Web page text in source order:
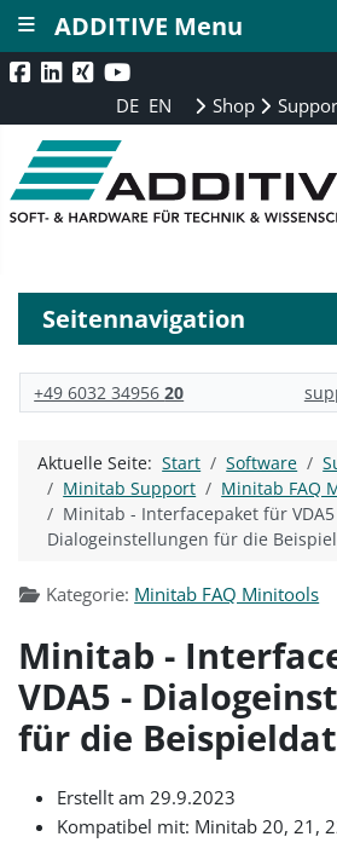
DE EN Shop
Seitennavigation
+49 6032 3495620
Aktuelle Seite:Start Software
Minitab Support
Minitab FAQ
Minitab - Interfacepaket für VDA5
Dialogeinstellungen für die
Kategorie: Minitab FAQ Minitools
Minitab -
VDA5 -
für die
Erstellt am 29.9.2023
Kompatibel mit: Minitab 20, 21,
ADDITIVE Menu
≡